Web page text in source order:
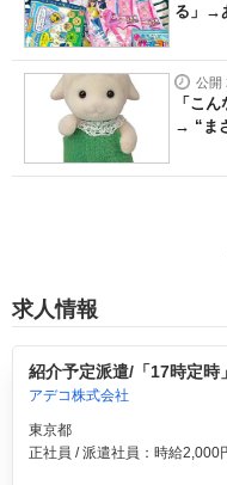
る」→
公開
「こ
→ “ま
求人情報
紹介予定派遣/「17時定時
アデコ株式会社
東京都
正社員 / 派遣社員：時給2,000